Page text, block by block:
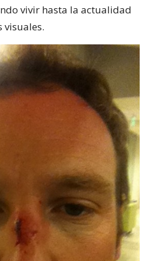
vivir hasta la actualidad
visuales.